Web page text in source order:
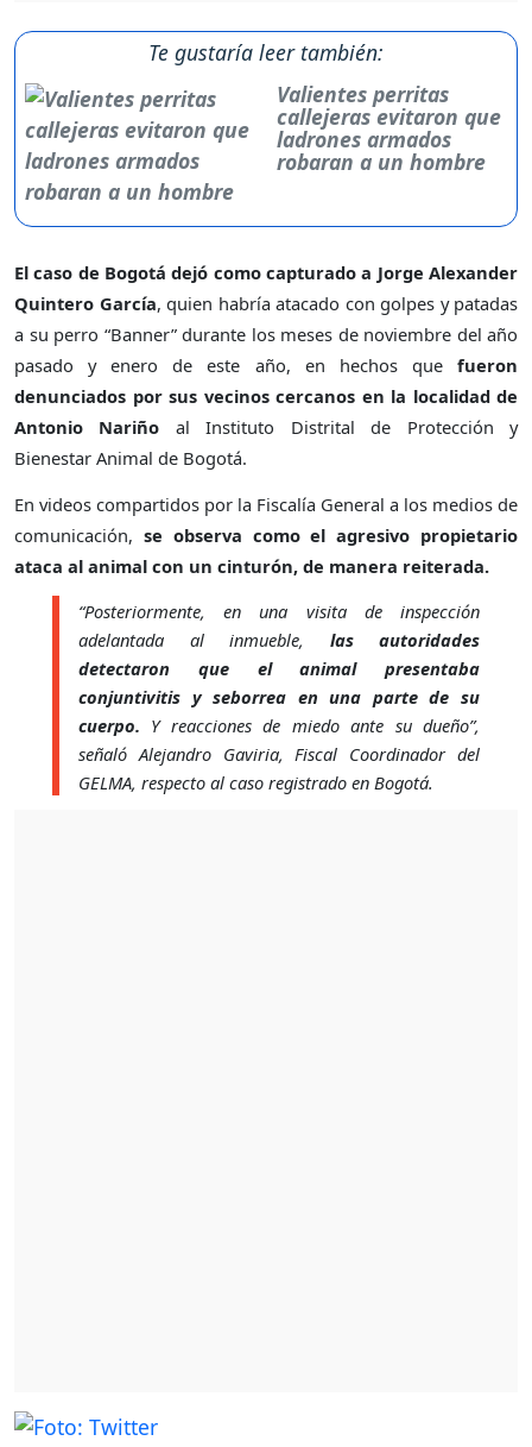
Te gustaría leer también:
Valientes perritas
callejeras evitaron que
ladrones armados
robaran a un hombre
El caso de Bogotá dejó como capturado a Jorge Alexander
Quintero García, quien habría atacado con golpes y patadas
a su perro “Banner” durante los meses de noviembre del año
pasado y enero de este año, en hechos quefueron
denunciados por sus vecinos cercanos en la localidad de
Antonio Nariño al Instituto Distrital de Protección y
Bienestar Animal de Bogotá.
En videos compartidos por la Fiscalía General a los medios de
comunicación, se observa como el agresivo propietario
ataca al animal con un cinturón, de manera reiterada.
“Posteriormente, en una visita de inspección
adelantada al inmueble, las autoridades
detectaron que el animal presentaba
conjuntivitis y seborrea en una parte de su
cuerpo. Y reacciones de miedo ante su dueño”,
señaló Alejandro Gaviria, Fiscal Coordinador del
GELMA, respecto al caso registrado en Bogotá.